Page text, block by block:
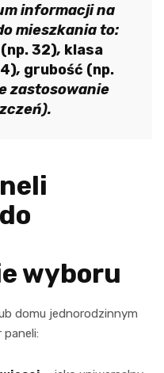
informacji na
mieszkania to:
32), klasa
, grubość (np.
zastosowanie
wyboru
domu jednorodzinnym